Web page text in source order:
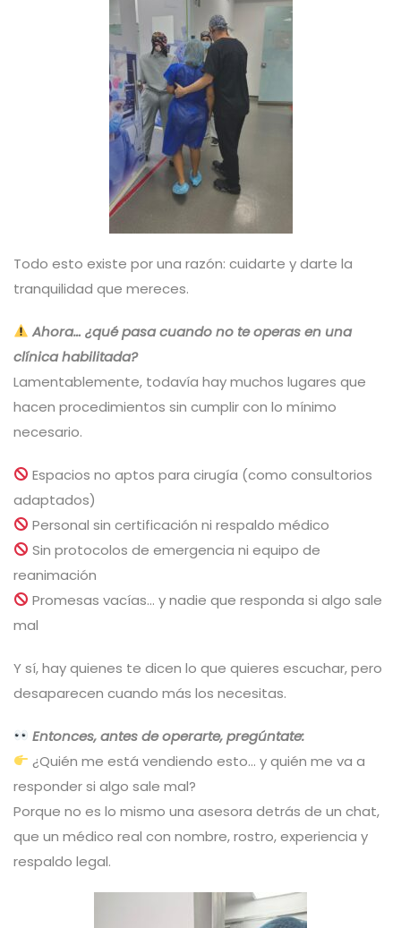
Todo esto existe por una razón: cuidarte y darte la
tranquilidad que mereces.
Ahora… ¿qué pasa cuando no te operas en una
clínica habilitada?
Lamentablemente, todavía hay muchos lugares que
hacen procedimientos sin cumplir con lo mínimo
necesario.
Espacios no aptos para cirugía (como consultorios
adaptados)
Personal sin certificación ni respaldo médico
Sin protocolos de emergencia ni equipo de
reanimación
Promesas vacías… y nadie que responda si algo sale
mal
Y sí, hay quienes te dicen lo que quieres escuchar, pero
desaparecen cuando más los necesitas.
Entonces, antes de operarte, pregúntate:
¿Quién me está vendiendo esto… y quién me va a
responder si algo sale mal?
Porque no es lo mismo una asesora detrás de un chat,
que un médico real con nombre, rostro, experiencia y
respaldo legal.